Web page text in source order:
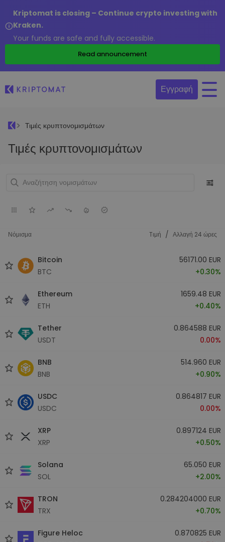
Kriptomat is closing – Continue crypto investing with
Kraken.
Your funds are safe and fully accessible.
Read announcement
Εγγραφή
Τιμές κρυπτονομισμάτων
Τιμές κρυπτονομισμάτων
Νόμισμα Tιμή / Αλλαγή 24 ώρες
Bitcoin
BTC
56171.00 EUR
+0.30%
Ethereum
ETH
1659.48 EUR
+0.40%
Tether
USDT
0.864588 EUR
0.00%
BNB
BNB
514.960 EUR
+0.90%
USDC
USDC
0.864817 EUR
0.00%
XRP
XRP
0.897124 EUR
+0.50%
Solana
SOL
65.050 EUR
+2.00%
TRON
TRX
0.284204000 EUR
+0.70%
Figure Heloc
0.870825 EUR